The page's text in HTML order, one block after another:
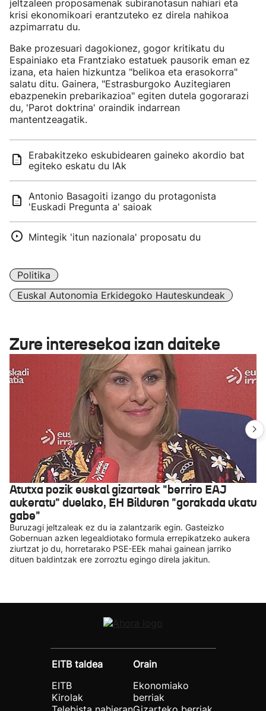
jeltzaleen proposamenak subiranotasun nahiari eta
krisi ekonomikoari erantzuteko ez direla nahikoa
azpimarratu du.
Bake prozesuari dagokionez, gogor kritikatu du
Espainiako eta Frantziako estatuek pausorik eman ez
izana, eta haien hizkuntza "belikoa eta erasokorra"
salatu ditu. Gainera, "Estrasburgoko Auzitegiaren
ebazpenekin prebarikazioa" egiten dutela gogorarazi
du, 'Parot doktrina' oraindik indarrean
mantentzeagatik.
Erabakitzeko eskubidearen gaineko akordio bat
egiteko eskatu du IAk
Antonio Basagoiti izango du protagonista
'Euskadi Pregunta a' saioak
Mintegik 'itun nazionala' proposatu du
Politika
Euskal Autonomia Erkidegoko Hauteskundeak
Zure interesekoa izan daiteke
Atutxa pozik euskal gizarteak "berriro EAJ
aukeratu" duelako, EH Bilduren "gorakada ukatu
gabe"
Buruzagi jeltzaleak ez du ia zalantzarik egin. Gasteizko
Gobernuan azken legealdiotako formula errepikatzeko aukera
ziurtzat jo du, horretarako PSE-EEk mahai gainean jarriko
dituen baldintzak ere zorroztu egingo direla jakitun.
EITB taldea
EITB
Kirolak
Orain
Ekonomiako
berriak